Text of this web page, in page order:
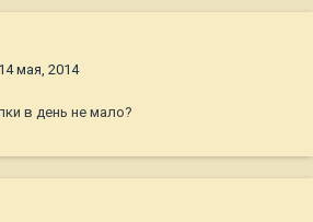
14 мая, 2014
в день не мало?